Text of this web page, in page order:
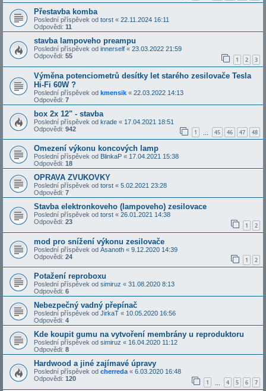
Přestavba komba
Poslední příspěvek od torst « 22.11.2024 16:11
Odpovědi: 11
stavba lampoveho preampu
Poslední příspěvek od innerself « 23.03.2022 21:59
Odpovědi: 55 1 2 3
Výměna potenciometrů desítky let starého zesilovače Tesla
Hi-Fi 60W ?
Poslední příspěvek od kmensik « 22.03.2022 14:13
Odpovědi: 7
box 2x 12" - stavba
Poslední příspěvek od krade « 17.04.2021 18:51
Odpovědi: 942 1 45 46 47 48
Omezení výkonu koncových lamp
Poslední příspěvek od BlinkaP « 17.04.2021 15:38
Odpovědi: 18
OPRAVA ZVUKOVKY
Poslední příspěvek od torst « 5.02.2021 23:28
Odpovědi: 7
Stavba elektronkoveho (lampoveho) zesilovace
Poslední příspěvek od torst « 26.01.2021 14:38
Odpovědi: 23 1 2
mod pro snížení výkonu zesilovače
Poslední příspěvek od Asanoth « 9.12.2020 14:39
Odpovědi: 24 1 2
Potažení reproboxu
Poslední příspěvek od simiruz « 31.08.2020 8:13
Odpovědi: 6
Nebezpečný vadný přepínač
Poslední příspěvek od JirkaT « 10.05.2020 16:56
Odpovědi: 4
Kde koupit gumu na vytvoření membrány u reproduktoru
Poslední příspěvek od simiruz « 16.04.2020 11:12
Odpovědi: 8
Hardwood a jiné zajímavé úpravy
Poslední příspěvek od cherreda« 6.03.2020 16:48
Odpovědi: 120 1 4 5 6 7